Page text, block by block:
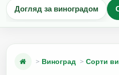
Догляд за виноградом
Виноград Сорти